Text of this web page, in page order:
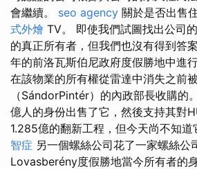
會繼續。 seo agency 關於是否出售
式外燴 TV。 即使我們試圖找出公司
的真正所有者，但我們也沒有得到答
年的前洛瓦斯伯尼政府度假勝地中進
在該物業的所有權從雷達中消失之前
（SándorPintér）的內政部長收購的。
億人的身份出售了它，然後支持其對
1.285億的翻新工程，但今天尚不知道
智症 另一個螺絲公司花了一家螺絲公
Lovasberény度假勝地當今所有者的